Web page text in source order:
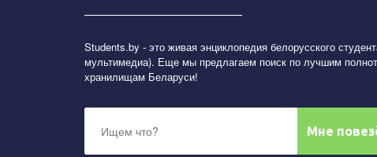
Students.by - это живая энциклопедия белорусского
мультимедиа). Еще мы предлагаем поиск по лучшим
хранилищам Беларуси!